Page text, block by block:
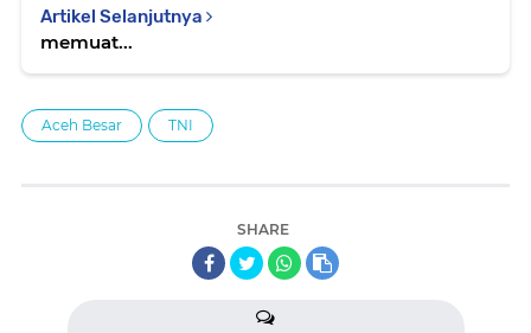
Artikel Selanjutnya
memuat...
Aceh Besar TNI
SHARE